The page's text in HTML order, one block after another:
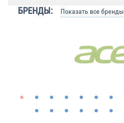
БРЕНДЫ: Показать все бренды